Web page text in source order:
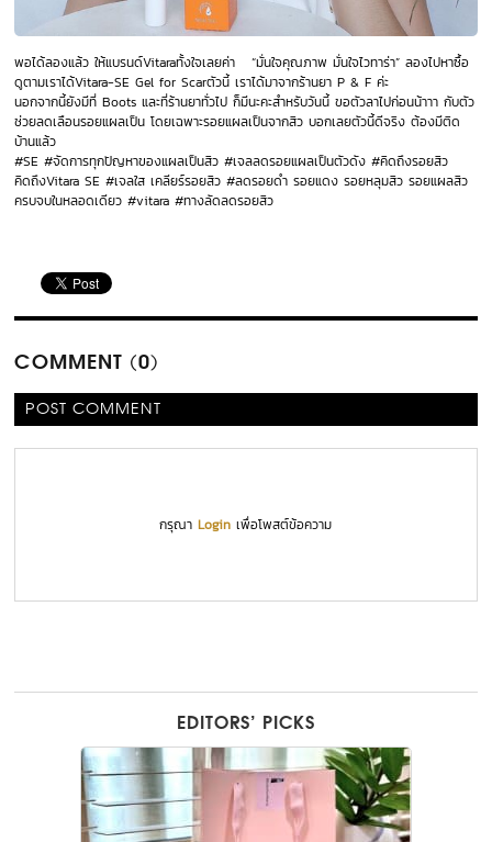
พอได้ลองแล้ว ให้แบรนด์Vitaraทั้งใจเลยค่า “มั่นใจคุณภาพ มั่นใจไวทาร่า” ลองไปหาซื้อ
ดูตามเราได้Vitara-SE Gel for Scarตัวนี้ เราได้มาจากร้านยา P & F ค่ะ
นอกจากนี้ยังมีที่ Boots และที่ร้านยาทั่วไป ก็มีนะคะสำหรับวันนี้ ขอตัวลาไปก่อนน้าาา กับตัว
ช่วยลดเลือนรอยแผลเป็น โดยเฉพาะรอยแผลเป็นจากสิว บอกเลยตัวนี้ดีจริง ต้องมีติด
บ้านแล้ว
#SE #จัดการทุกปัญหาของแผลเป็นสิว #เจลลดรอยแผลเป็นตัวดัง #คิดถึงรอยสิว
คิดถึงVitara SE #เจลใส เคลียร์รอยสิว #ลดรอยดำ รอยแดง รอยหลุมสิว รอยแผลสิว
ครบจบในหลอดเดียว #vitara #ทางลัดลดรอยสิว
COMMENT (0)
POST COMMENT
กรุณาLogin เพื่อโพสต์ข้อความ
EDITORS’ PICKS